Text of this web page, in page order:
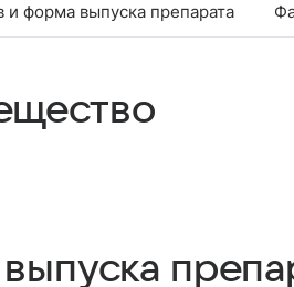
и форма выпуска препарата